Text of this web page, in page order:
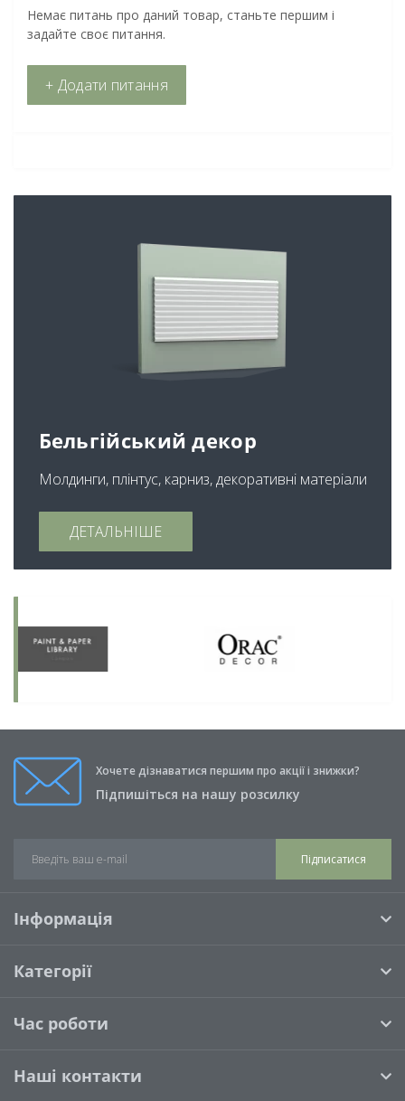
Немає питань про даний товар, станьте першим і
задайте своє питання.
+ Додати питання
Бельгійський декор
Молдинги, плінтус, карниз, декоративні матеріали
ДЕТАЛЬНІШЕ
Хочете дізнаватися першим про акції і знижки?
Підпишіться на нашу розсилку
Підписатися
Інформація
Категорії
Час роботи
Наші контакти